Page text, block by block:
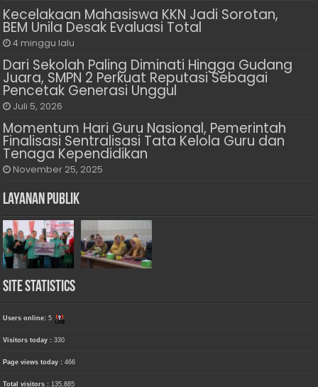
Kecelakaan Mahasiswa KKN Jadi Sorotan,
BEM Unila Desak Evaluasi Total
4 minggu lalu
Dari Sekolah Paling Diminati Hingga Gudang
Juara, SMPN 2 Perkuat Reputasi Sebagai
Pencetak Generasi Unggul
Juli 5, 2026
Momentum Hari Guru Nasional, Pemerintah
Finalisasi Sentralisasi Tata Kelola Guru dan
Tenaga Kependidikan
November 25, 2025
Layanan Publik
Site Statistics
Users online:5
Visitors today :330
Page views today :466
Total visitors :135,885